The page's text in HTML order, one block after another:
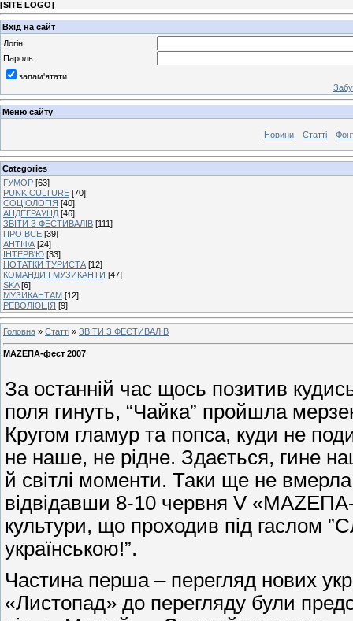
[SITE LOGO]
Вхід на сайт
Логін:
Пароль:
запам'ятати
Меню сайту
Новини Статті
Categories
ГУМОР [63]
PUNK CULTURE [70]
СОЦІОЛОГІЯ [40]
АНДЕГРАУНД [46]
ЗВІТИ З ФЕСТИВАЛІВ [111]
ПРО ВСЕ [39]
АНТІФА [24]
ІНТЕРВ'Ю [33]
НОТАТКИ ТУРИСТА [12]
КОМАНДИ І МУЗИКАНТИ [47]
SKA [6]
МУЗИКАНТАМ [12]
РЕВОЛЮЦІЯ [9]
Головна » Статті » ЗВІТИ З ФЕСТИВАЛІВ
МАZEПА-фест 2007
За останній час щось позитив
поля гинуть, “Чайка” пройшла
Кругом гламур та попса, куди не
не наше, не рідне. Здається, гине
й світлі моменти. Таки ще не
відвідавши 8-10 червня V «МАZEПА-
культури, що проходив під гаслом
українською!”.
Частина перша – перегляд нових
«Листопад» до перегляду були